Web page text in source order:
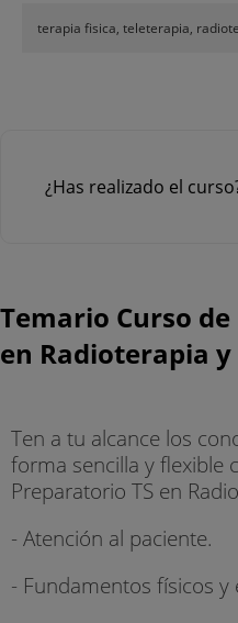
terapia fisica, teleterapia,
¿Has realizado el
Temario Curso de
en Radioterapia
Ten a tu alcance los
forma sencilla y flexible
Preparatorio TS en
- Atención al paciente.
- Fundamentos físicos y